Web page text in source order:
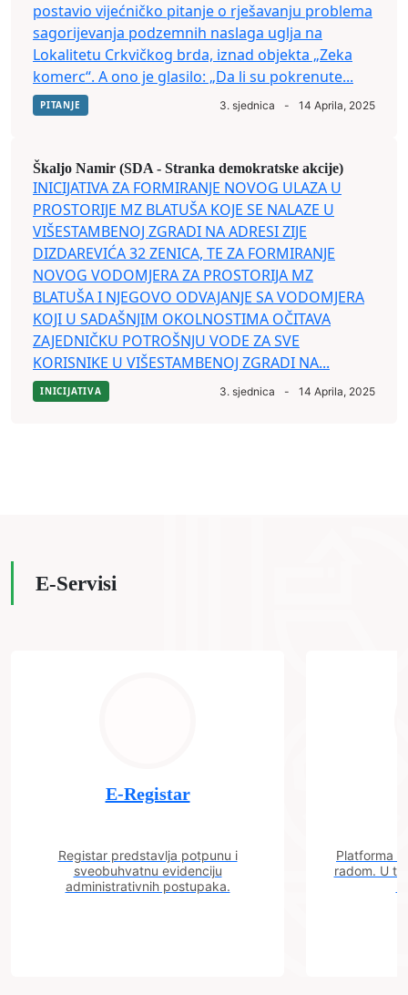
postavio vijećničko pitanje o rješavanju problema
sagorijevanja podzemnih naslaga uglja na
Lokalitetu Crkvičkog brda, iznad objekta „Zeka
komerc“. A ono je glasilo: „Da li su pokrenute...
PITANJE 3. sjednica - 14 Aprila, 2025
Škaljo Namir (SDA - Stranka demokratske akcije)
INICIJATIVA ZA FORMIRANJE NOVOG ULAZA U
PROSTORIJE MZ BLATUŠA KOJE SE NALAZE U
VIŠESTAMBENOJ ZGRADI NA ADRESI ZIJE
DIZDAREVIĆA 32 ZENICA, TE ZA FORMIRANJE
NOVOG VODOMJERA ZA PROSTORIJA MZ
BLATUŠA I NJEGOVO ODVAJANJE SA VODOMJERA
KOJI U SADAŠNJIM OKOLNOSTIMA OČITAVA
ZAJEDNIČKU POTROŠNJU VODE ZA SVE
KORISNIKE U VIŠESTAMBENOJ ZGRADI NA...
INICIJATIVA 3. sjednica - 14 Aprila, 2025
E-Servisi
E-Registar
Registar predstavlja potpunu i
sveobuhvatnu evidenciju
administrativnih postupaka.
Platforma
radom. U